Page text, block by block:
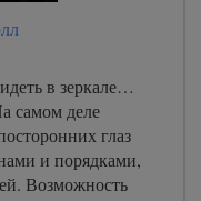
в зеркале…
самом деле
глаз
и порядками,
Возможность